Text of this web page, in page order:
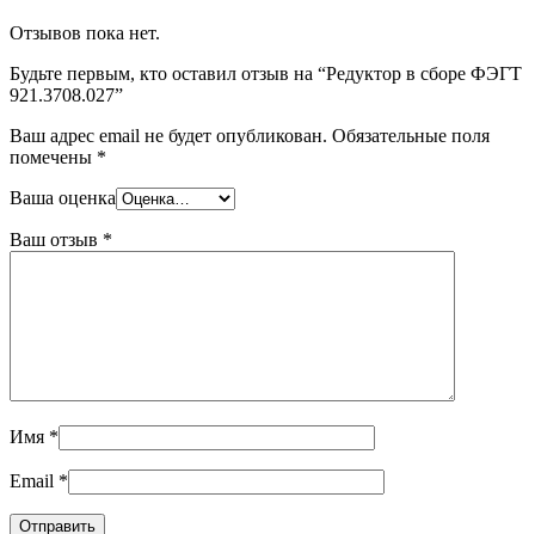
Отзывов пока нет.
Будьте первым, кто оставил отзыв на “Редуктор в сборе ФЭГТ
921.3708.027”
Ваш адрес email не будет опубликован. Обязательные поля
помечены *
Ваша оценка
Ваш отзыв *
Имя *
Email *